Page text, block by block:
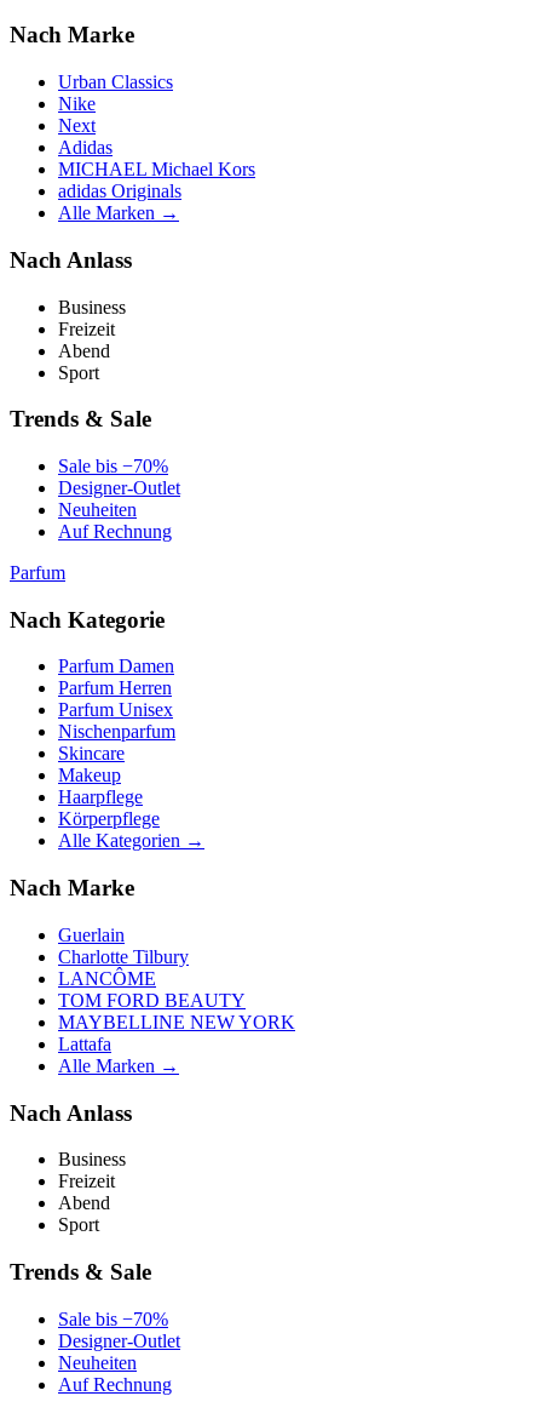
Nach Marke
Urban Classics
Nike
Next
Adidas
MICHAEL Michael Kors
adidas Originals
Alle Marken →
Nach Anlass
Business
Freizeit
Abend
Sport
Trends & Sale
Sale bis −70%
Designer-Outlet
Neuheiten
Auf Rechnung
Parfum
Nach Kategorie
Parfum Damen
Parfum Herren
Parfum Unisex
Nischenparfum
Skincare
Makeup
Haarpflege
Körperpflege
Alle Kategorien →
Nach Marke
Guerlain
Charlotte Tilbury
LANCÔME
TOM FORD BEAUTY
MAYBELLINE NEW YORK
Lattafa
Alle Marken →
Nach Anlass
Business
Freizeit
Abend
Sport
Trends & Sale
Sale bis −70%
Designer-Outlet
Neuheiten
Auf Rechnung